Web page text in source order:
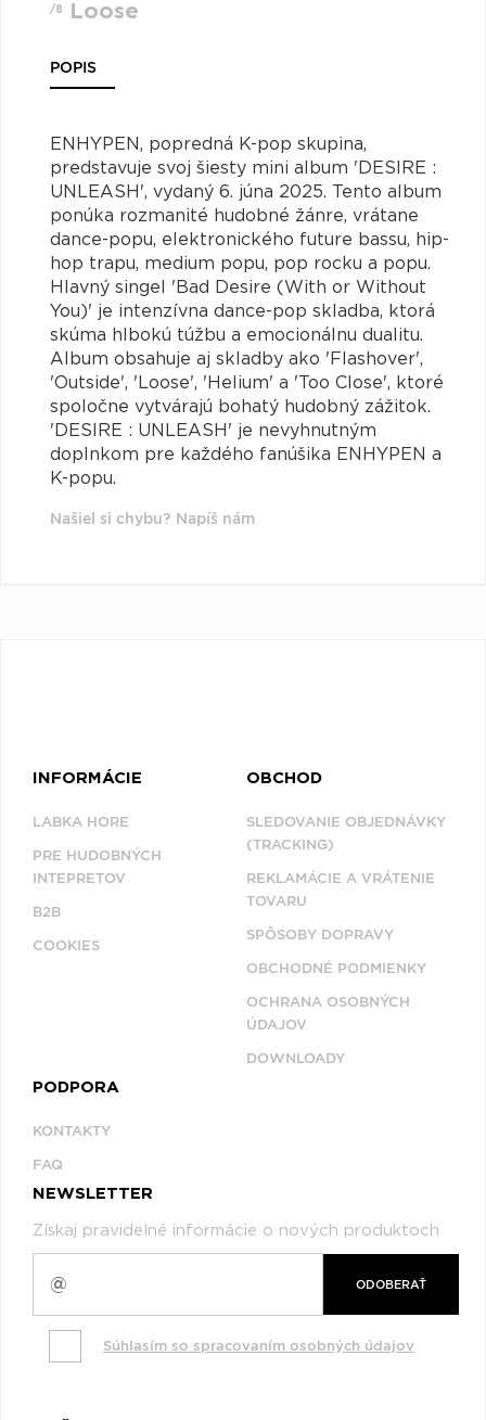
/8 Loose
POPIS
ENHYPEN, popredná K-pop skupina,
predstavuje svoj šiesty mini album 'DESIRE :
UNLEASH', vydaný 6. júna 2025. Tento album
ponúka rozmanité hudobné žánre, vrátane
dance-popu, elektronického future bassu, hip-
hop trapu, medium popu, pop rocku a popu.
Hlavný singel 'Bad Desire (With or Without
You)' je intenzívna dance-pop skladba, ktorá
skúma hlbokú túžbu a emocionálnu dualitu.
Album obsahuje aj skladby ako 'Flashover',
'Outside', 'Loose', 'Helium' a 'Too Close', ktoré
spoločne vytvárajú bohatý hudobný zážitok.
'DESIRE : UNLEASH' je nevyhnutným
doplnkom pre každého fanúšika ENHYPEN a
K-popu.
Našiel si chybu? Napíš nám
INFORMÁCIE
LABKA HORE
PRE HUDOBNÝCH
INTEPRETOV
B2B
COOKIES
OBCHOD
SLEDOVANIE OBJEDNÁVKY
(TRACKING)
REKLAMÁCIE A VRÁTENIE
TOVARU
SPÔSOBY DOPRAVY
OBCHODNÉ PODMIENKY
OCHRANA OSOBNÝCH
ÚDAJOV
DOWNLOADY
PODPORA
KONTAKTY
FAQ
NEWSLETTER
Získaj pravidelné informácie o nových produktoch
ODOBERAŤ
Súhlasím so spracovaním osobných údajov